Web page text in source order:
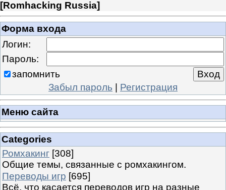
[Romhacking Russia]
Форма входа
Логин:
Пароль:
запомнить
Забыл пароль | Регистрация
Меню сайта
Categories
Ромхакинг [308]
Общие темы, связанные с ромхакингом.
Переводы игр [695]
Всё, что касается переводов игр на разные